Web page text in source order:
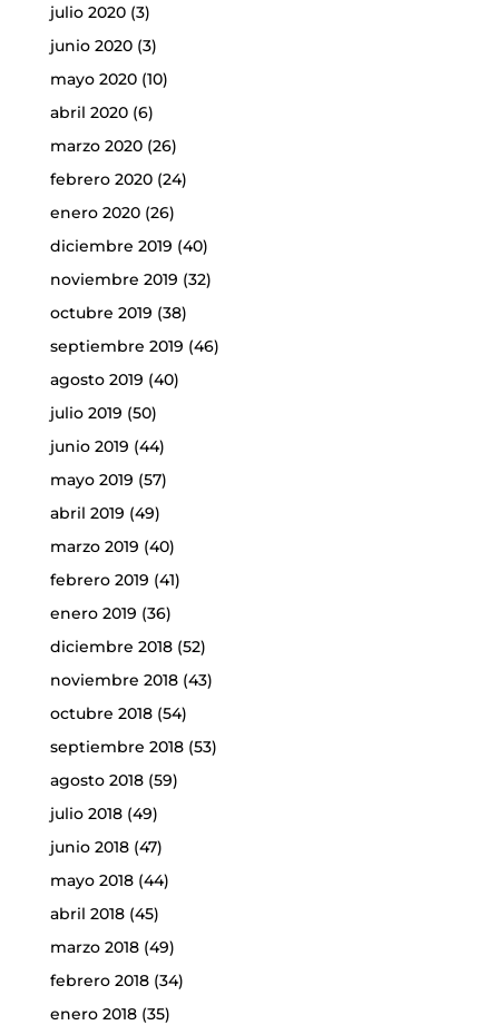
julio 2020(3)
junio 2020(3)
mayo 2020(10)
abril 2020(6)
marzo 2020(26)
febrero 2020(24)
enero 2020(26)
diciembre 2019 (40)
noviembre 2019 (32)
octubre 2019 (38)
septiembre 2019 (46)
agosto 2019 (40)
julio 2019 (50)
junio 2019 (44)
mayo 2019 (57)
abril 2019 (49)
marzo 2019 (40)
febrero 2019 (41)
enero 2019 (36)
diciembre 2018(52)
noviembre 2018(43)
octubre 2018(54)
septiembre 2018(53)
agosto 2018(59)
julio 2018(49)
junio 2018(47)
mayo 2018(44)
abril 2018(45)
marzo 2018(49)
febrero 2018(34)
enero 2018(35)